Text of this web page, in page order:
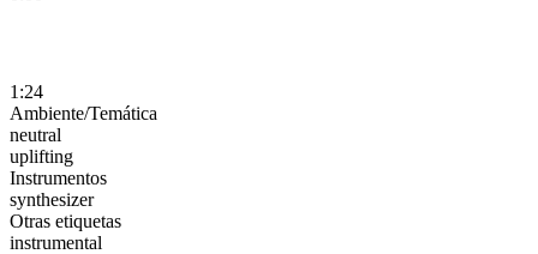
1:24
Ambiente/Temática
neutral
uplifting
Instrumentos
synthesizer
Otras etiquetas
instrumental